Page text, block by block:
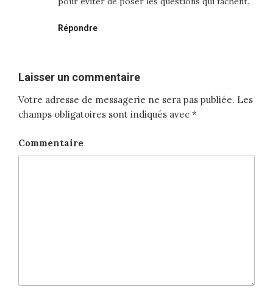
Répondre
Laisser un commentaire
Votre adresse de messagerie ne sera pas publiée. Les
champs obligatoires sont indiqués avec *
Commentaire